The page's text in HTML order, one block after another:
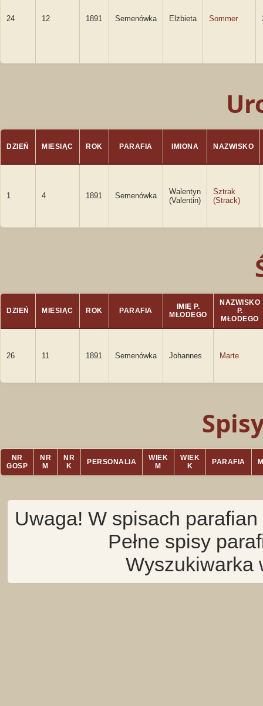
24 12 1891 Semenówka Elżbieta Sommer
DZIEŃ MIESIĄC ROK PARAFIA IMIONA NAZWISKO
1 4 1891 Semenówka
Walentyn
(Valentin)
Sztrak
(Strack)
DZIEŃ MIESIĄC ROK PARAFIA
IMIĘ P.
MŁODEGO
NAZWISKO
P.
MŁODEGO
26 11 1891 Semenówka Johannes Marte
NR
GOSP
NR
M
NR
K
PERSONALIA
WIEK
M
WIEK
K
PARAFIA
Uwaga! W spisach
Pełne spisy
Wyszukiwarka